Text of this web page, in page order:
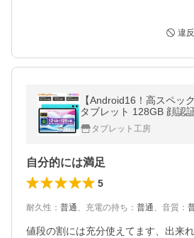
違
【Android16！高スペッ
タブレット 128GB 顔認
体 タブレットpc wi-fiモデル GPS TECLAST
大画面 Bluetooth
タブレット工房
自分的には満足
5
耐久性 ： 普通、 充電の持ち ： 普通、 音質 ：
値段の割には充分使えてます、出来